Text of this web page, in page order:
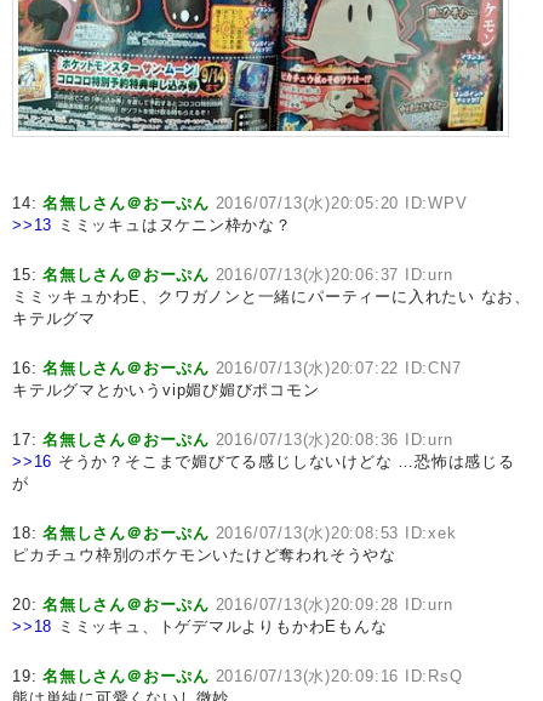
14:名無しさん＠おーぷん 2016/07/13(水)20:05:20 ID:WPV
>>13 ミミッキュはヌケニン枠かな？
15:名無しさん＠おーぷん 2016/07/13(水)20:06:37 ID:urn
ミミッキュかわE、クワガノンと一緒にパーティーに入れたい なお、
キテルグマ
16:名無しさん＠おーぷん 2016/07/13(水)20:07:22 ID:CN7
キテルグマとかいうvip媚び媚びポコモン
17:名無しさん＠おーぷん 2016/07/13(水)20:08:36 ID:urn
>>16 そうか？そこまで媚びてる感じしないけどな …恐怖は感じる
が
18:名無しさん＠おーぷん 2016/07/13(水)20:08:53 ID:xek
ピカチュウ枠別のポケモンいたけど奪われそうやな
20:名無しさん＠おーぷん 2016/07/13(水)20:09:28 ID:urn
>>18 ミミッキュ、トゲデマルよりもかわEもんな
19:名無しさん＠おーぷん 2016/07/13(水)20:09:16 ID:RsQ